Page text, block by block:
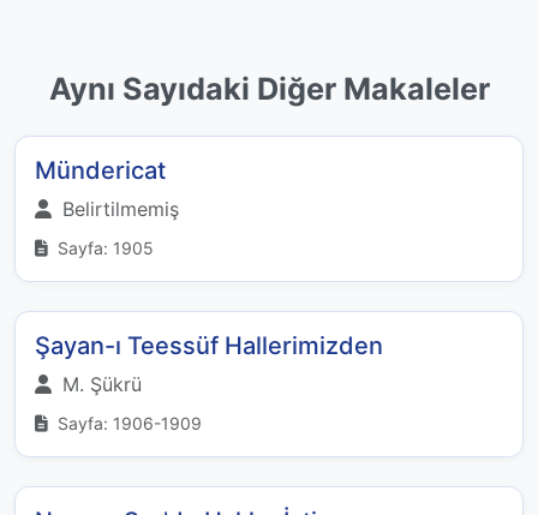
Aynı Sayıdaki Diğer Makaleler
Mündericat
Belirtilmemiş
Sayfa: 1905
Şayan-ı Teessüf Hallerimizden
M. Şükrü
Sayfa: 1906-1909